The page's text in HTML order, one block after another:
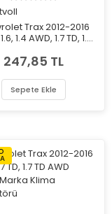
Trax 2012-2016
1.4 AWD, 1.7 TD, 1.7
Hava Filtresi
247,85 TL
Sepete Ekle